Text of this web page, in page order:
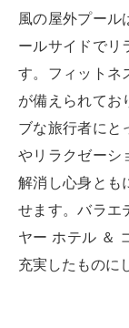
風の屋外プール
ールサイドでリ
す。フィットネ
が備えられてお
ブな旅行者にと
やリラクゼーシ
解消し心身とも
せます。バラエ
ヤー ホテル ＆
充実したものに